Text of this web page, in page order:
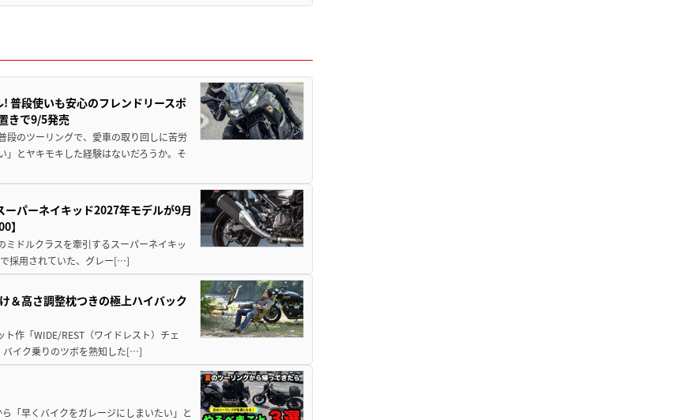
普段使いも安心のフレンドリースポ
きで9/5発売
段のツーリングで、愛車の取り回しに苦労
」とヤキモキした経験はないだろうか。そ
パーネイキッド2027年モデルが9月
】
ドルクラスを牽引するスーパーネイキッ
採用されていた、グレー[…]
＆高さ調整枕つきの極上ハイバック
作「WIDE/REST（ワイドレスト）チェ
バイク乗りのツボを熟知した[…]
「早くバイクをガレージにしまいたい」と